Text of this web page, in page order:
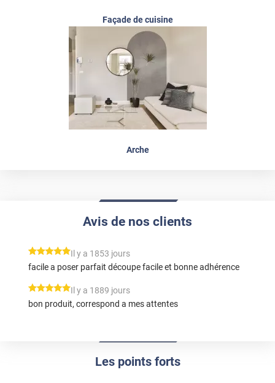
Façade de cuisine
Arche
Les points forts
Avis de nos clients
*****
Il y a 1853 jours
facile a poser parfait découpe facile et bonne adhérence
*****
Il y a 1889 jours
bon produit, correspond a mes attentes